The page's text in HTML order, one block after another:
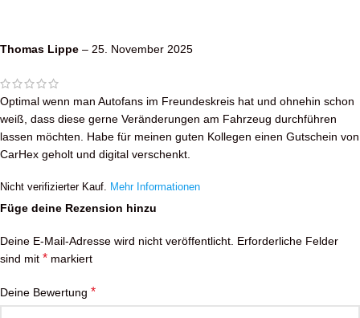
Thomas Lippe – 25. November 2025
Optimal wenn man Autofans im Freundeskreis hat und ohnehin schon
weiß, dass diese gerne Veränderungen am Fahrzeug durchführen
lassen möchten. Habe für meinen guten Kollegen einen Gutschein von
CarHex geholt und digital verschenkt.
Nicht verifizierter Kauf. Mehr Informationen
Füge deine Rezension hinzu
Deine E-Mail-Adresse wird nicht veröffentlicht. Erforderliche Felder
sind mit * markiert
Deine Bewertung *